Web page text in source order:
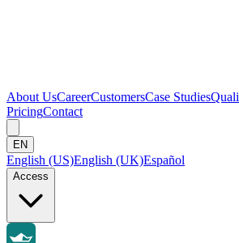
About UsCareerCustomersCase Studies
PricingContact
EN
English (US)English (UK)Español
Access